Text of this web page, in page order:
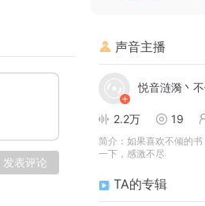
发表评论
声音主播
悦音涟漪丶
2.2万 19
简介： 如果喜欢不倾的
一下，感激不尽
TA的专辑